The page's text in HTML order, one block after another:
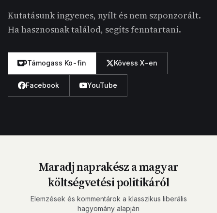
Kutatásunk ingyenes, nyílt és nem szponzorált.
Ha hasznosnak találod, segíts fenntartani.
Támogass Ko-fin Kövess X-en
Facebook YouTube
Maradj naprakész a magyar
költségvetési politikáról
Elemzések és kommentárok a klasszikus liberális
hagyomány alapján